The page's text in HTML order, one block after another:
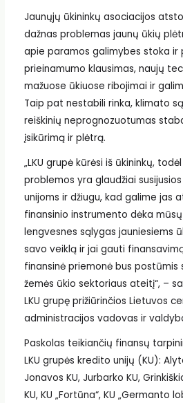
Jaunųjų ūkininkų asociacijos
dažnas problemas jaunų ūkių
apie paramos galimybes stoka ir
prieinamumo klausimas, naujų
mažuose ūkiuose ribojimai ir
Taip pat nestabili rinka, klimato
reiškinių neprognozuotumas
įsikūrimą ir plėtrą.
„LKU grupė kūrėsi iš ūkininkų,
problemos yra glaudžiai
unijoms ir džiugu, kad galime jas
finansinio instrumento dėka
lengvesnes sąlygas jauniesiems
savo veiklą ir jai gauti
finansinė priemonė bus postūmis
žemės ūkio sektoriaus ateitį“, –
LKU grupę prižiūrinčios Lietuvos
administracijos vadovas ir
Paskolas teikiančių finansų
LKU grupės kredito unijų (KU):
Jonavos KU, Jurbarko KU,
KU, KU „Fortūna“, KU „Germanto